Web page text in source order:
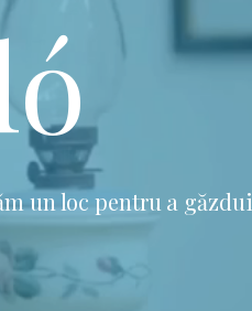
un loc pentru a găzdui